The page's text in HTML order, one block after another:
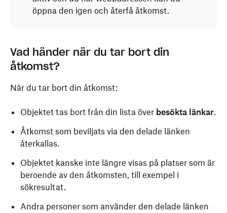
öppna den igen och återfå åtkomst.
Vad händer när du tar bort din
åtkomst?
När du tar bort din åtkomst:
Objektet tas bort från din lista över besökta länkar.
Åtkomst som beviljats via den delade länken
återkallas.
Objektet kanske inte längre visas på platser som är
beroende av den åtkomsten, till exempel i
sökresultat.
Andra personer som använder den delade länken